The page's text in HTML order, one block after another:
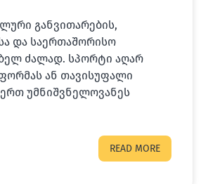
განვითარების,
და საერთაშორისო
ძალად. სპორტი აღარ
ან თავისუფალი
უმნიშვნელოვანეს
READ MORE